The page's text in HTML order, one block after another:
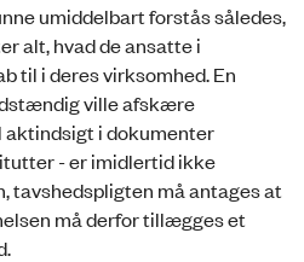
umiddelbart forstås således,
alt, hvad de ansatte i
til i deres virksomhed. En
ville afskære
i dokumenter
- er imidlertid ikke
tavshedspligten må antages at
må derfor tillægges et